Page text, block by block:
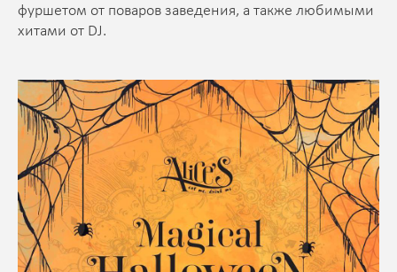
фуршетом от поваров заведения, а также любимыми
хитами от DJ.